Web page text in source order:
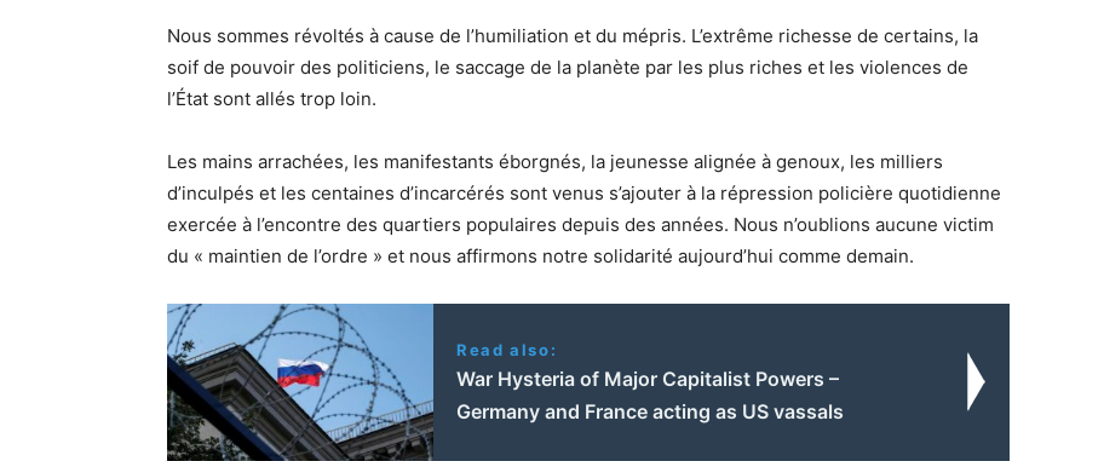
Nous sommes révoltés à cause de l’humiliation et du mépris. L’extrême richesse de certains, la
soif de pouvoir des politiciens, le saccage de la planète par les plus riches et les violences de
l’État sont allés trop loin.
Les mains arrachées, les manifestants éborgnés, la jeunesse alignée à genoux, les milliers
d’inculpés et les centaines d’incarcérés sont venus s’ajouter à la répression policière quotidienne
exercée à l’encontre des quartiers populaires depuis des années. Nous n’oublions aucune victim
du « maintien de l’ordre » et nous affirmons notre solidarité aujourd’hui comme demain.
Read also:
War Hysteria of Major Capitalist Powers –
Germany and France acting as US vassals